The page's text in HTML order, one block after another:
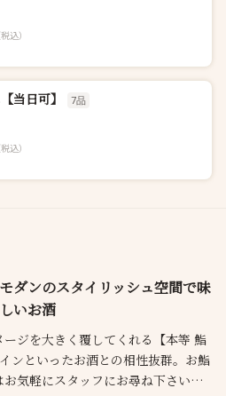
税込）
当日可】 7品
税込）
ダンのスタイリッシュ空間で味
いお酒
ジを大きく覆してくれる【本等 鮨
ンといったお酒との相性抜群。お鮨
気軽にスタッフにお尋ね下さいね